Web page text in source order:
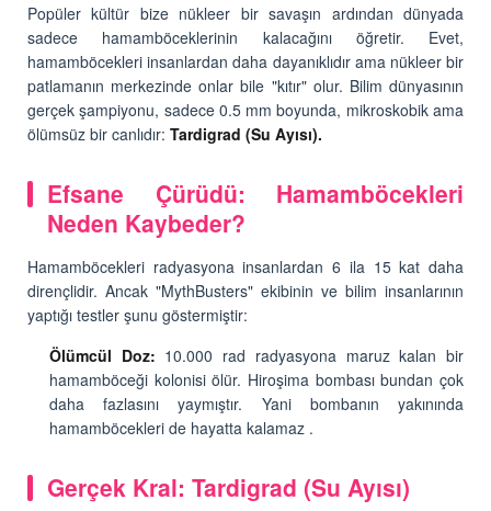
Popüler kültür bize nükleer bir savaşın ardından dünyada
sadece hamamböceklerinin kalacağını öğretir. Evet,
hamamböcekleri insanlardan daha dayanıklıdır ama nükleer bir
patlamanın merkezinde onlar bile "kıtır" olur. Bilim dünyasının
gerçek şampiyonu, sadece 0.5 mm boyunda, mikroskobik ama
ölümsüz bir canlıdır: Tardigrad (Su Ayısı).
Efsane Çürüdü: Hamamböcekleri
Neden Kaybeder?
Hamamböcekleri radyasyona insanlardan 6 ila 15 kat daha
dirençlidir. Ancak "MythBusters" ekibinin ve bilim insanlarının
yaptığı testler şunu göstermiştir:
Ölümcül Doz: 10.000 rad radyasyona maruz kalan bir
hamamböceği kolonisi ölür. Hiroşima bombası bundan çok
daha fazlasını yaymıştır. Yani bombanın yakınında
hamamböcekleri de hayatta kalamaz .
Gerçek Kral: Tardigrad (Su Ayısı)